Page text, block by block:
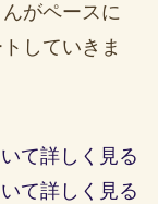
がペースに
していきま
て詳しく見る
て詳しく見る